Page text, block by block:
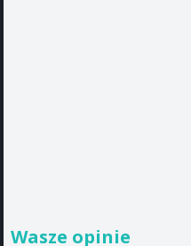
Wasze opinie